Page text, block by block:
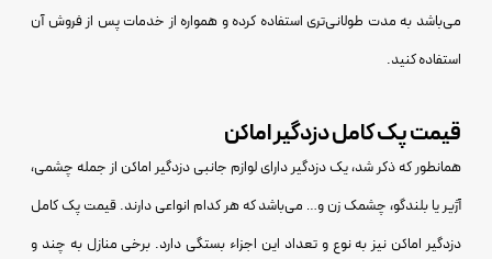
می‌باشد به مدت طولانی‌تری استفاده کرده و همواره از خدمات پس از فروش آن
استفاده کنید.
قیمت پک کامل دزدگیر اماکن
همانطور که ذکر شد، یک دزدگیر دارای لوازم جانبی دزدگیر اماکن از جمله چشمی،
آژیر یا بلندگو، چشمک زن و… می‌باشد که هر کدام انواعی دارند. قیمت پک کامل
دزدگیر اماکن نیز به نوع و تعداد این اجزاء بستگی دارد. برخی منازل به چند و